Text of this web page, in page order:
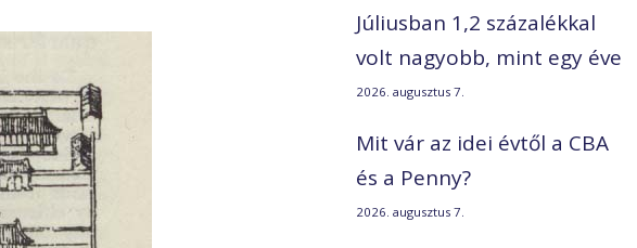
Júliusban 1,2 százalékkal
volt nagyobb, mint egy éve
2026. augusztus 7.
Mit vár az idei évtől a CBA
és a Penny?
2026. augusztus 7.